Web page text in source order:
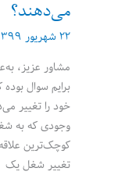
می‌دهند؟
۲۲ شهریور ۱۳۹۹
مشاور عزیز،
برایم سوال
خود را تغییر
وجودی که به
کوچک‌ترین
تغییر شغل یک